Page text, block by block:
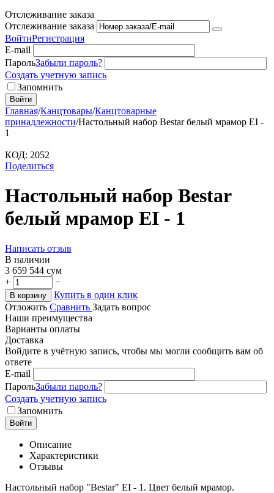
Отслеживание заказа
Отслеживание заказа
ВойтиРегистрация
E-mail
ПарольЗабыли пароль?
Создать учетную запись
Запомнить
Войти
Главная/Канцтовары/Канцтоварные
принадлежности/Настольный набор Bestar белый мрамор EI -
1
КОД: 2052
Поделиться
Настольный набор Bestar
белый мрамор EI - 1
Написать отзыв
В наличии
3 659 544 сум
+
−
В корзину
Купить в один клик
Отложить Сравнить Задать вопрос
Наши преимущества
Варианты оплаты
Доставка
Войдите в учётную запись, чтобы мы могли сообщить вам об
ответе
E-mail
ПарольЗабыли пароль?
Создать учетную запись
Запомнить
Войти
Описание
Характеристики
Отзывы
Настольный набор "Bestar" EI - 1. Цвет белый мрамор.